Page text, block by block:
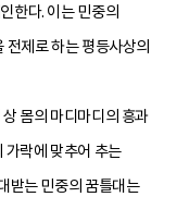
한다. 이는 민중의
제로 하는 평등사상의
몸의 마디마디의 흥과
가락에 맞추어 추는
받는 민중의 꿈틀대는